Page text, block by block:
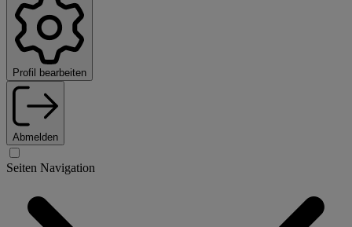
Profil bearbeiten
Abmelden
Seiten Navigation